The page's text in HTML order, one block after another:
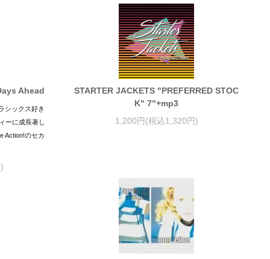
Ahead
シックス好き
ーに成長著し
Action!のセカ
STARTER JACKETS "PREFERRED STOC
K" 7"+mp3
1,200円(税込1,320円)